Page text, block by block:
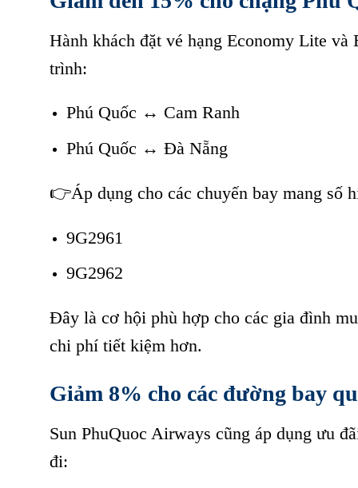
Hành khách đặt vé hạng Economy Lite
trình:
Phú Quốc ↔ Cam Ranh
Phú Quốc ↔ Đà Nẵng
👉Áp dụng cho các chuyến bay mang số
9G2961
9G2962
Đây là cơ hội phù hợp cho các gia đình
chi phí tiết kiệm hơn.
Giảm 8% cho các đường bay
Sun PhuQuoc Airways cũng áp dụng ưu
đi: